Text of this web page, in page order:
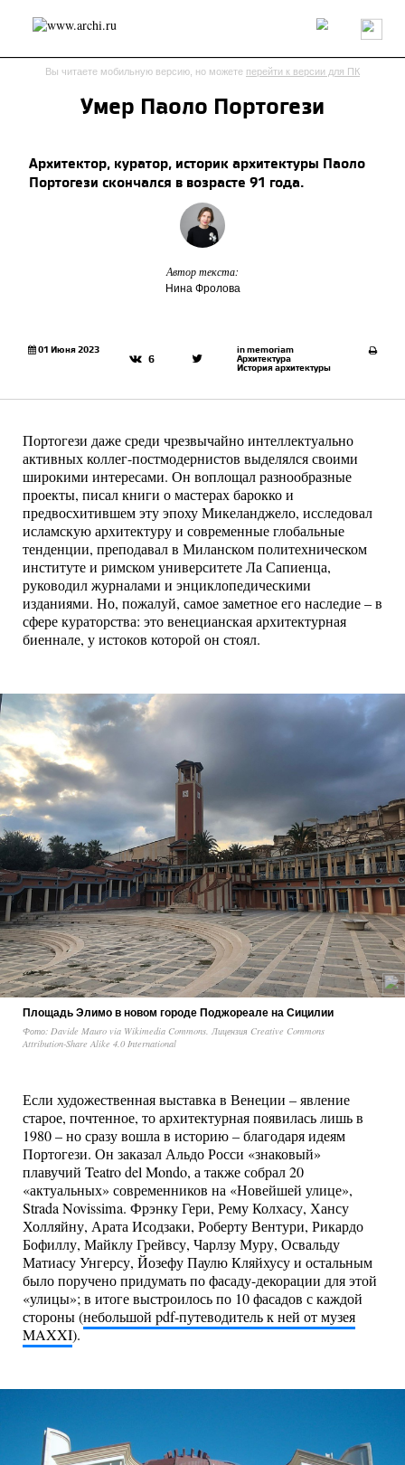
Россия Мир Технологии Интерьер Пресса
Архитекторы
Журнал
Интервью Исследование
Мнение
Обзор
Объект
Результаты конкурса
Архитектура
Иностранцы в России
Вы читаете мобильную версию, но можете перейти к версии для ПК
Умер Паоло Портогези
Архитектор, куратор, историк архитектуры Паоло
Портогези скончался в возрасте 91 года.
Автор текста:
Нина Фролова
01 Июня 2023
6
in memoriam
Архитектура
История архитектуры
Портогези даже среди чрезвычайно интеллектуально
активных коллег-постмодернистов выделялся своими
широкими интересами. Он воплощал разнообразные
проекты, писал книги о мастерах барокко и
предвосхитившем эту эпоху Микеланджело, исследовал
исламскую архитектуру и современные глобальные
тенденции, преподавал в Миланском политехническом
институте и римском университете Ла Сапиенца,
руководил журналами и энциклопедическими
изданиями. Но, пожалуй, самое заметное его наследие – в
сфере кураторства: это венецианская архитектурная
биеннале, у истоков которой он стоял.
Площадь Элимо в новом городе Поджореале на Сицилии
Фото: Davide Mauro via Wikimedia Commons. Лицензия Creative Commons
Attribution-Share Alike 4.0 International
Если художественная выставка в Венеции – явление
старое, почтенное, то архитектурная появилась лишь в
1980 ­– но сразу вошла в историю – благодаря идеям
Портогези. Он заказал Альдо Росси «знаковый»
плавучий Teatro del Mondo, а также собрал 20
«актуальных» современников на «Новейшей улице»,
Strada Novissima. Фрэнку Гери, Рему Колхасу, Хансу
Холляйну, Арата Исодзаки, Роберту Вентури, Рикардо
Бофиллу, Майклу Грейвсу, Чарлзу Муру, Освальду
Матиасу Унгерсу, Йозефу Паулю Кляйхусу и остальным
было поручено придумать по фасаду-декорации для этой
«улицы»; в итоге выстроилось по 10 фасадов с каждой
стороны (небольшой pdf-путеводитель к ней от музея
MAXXI).